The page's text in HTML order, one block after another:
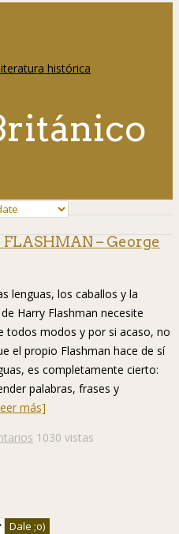
histórica
FLASHMAN – George
lenguas, los caballos y la
Harry Flashman necesite
todos modos y por si acaso, no
el propio Flashman hace de sí
es completamente cierto:
palabras, frases y
más]
1030 vistas